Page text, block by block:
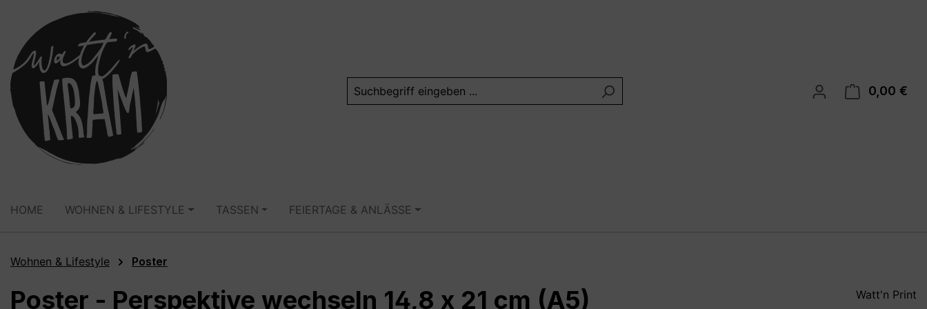
Zur Hauptnavigation springen
0,00 €
HOME WOHNEN & LIFESTYLE TASSEN FEIERTAGE & ANLÄSSE
Wohnen & Lifestyle Poster
Poster - Perspektive wechseln 14,8 x 21 cm (A5) Watt'n Print